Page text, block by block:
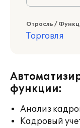
Отрасль /
Торговля
функции:
Анализ
Кадровый